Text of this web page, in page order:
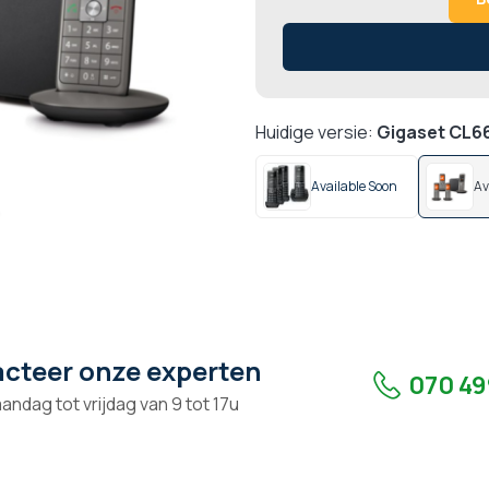
Huidige versie: Gigaset
Available Soon
onze experten
tot vrijdag van 9 tot 17u
070